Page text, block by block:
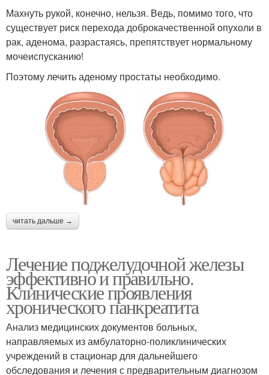
Махнуть рукой, конечно, нельзя. Ведь, помимо того, что
существует риск перехода доброкачественной опухоли в
рак, аденома, разрастаясь, препятствует нормальному
мочеиспусканию!
Поэтому лечить аденому простаты необходимо.
читать дальше →
Лечение поджелудочной железы
эффективно и правильно.
Клинические проявления
хронического панкреатита
Анализ медицинских документов больных,
направляемых из амбулаторно-поликлинических
учреждений в стационар для дальнейшего
обследования и лечения с предварительным диагнозом